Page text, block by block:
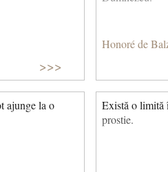
>>>
Honoré de
ajunge la o
Există o limită
prostie.